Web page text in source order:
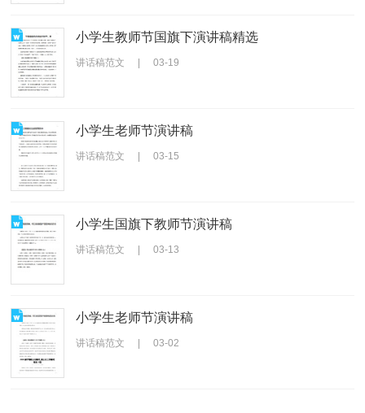
小学生教师节国旗下演讲稿精选
讲话稿范文 03-19
小学生老师节演讲稿
讲话稿范文 03-15
小学生国旗下教师节演讲稿
讲话稿范文 03-13
小学生老师节演讲稿
讲话稿范文 03-02